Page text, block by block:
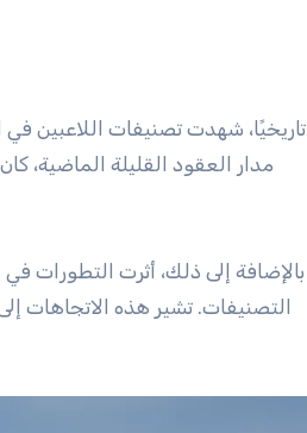
تاريخيًا، شهدت تصنيفات اللاعبين
مدار العقود القليلة الماضية،
بالإضافة إلى ذلك، أثرت التطورات في
التصنيفات. تشير هذه الاتجاهات